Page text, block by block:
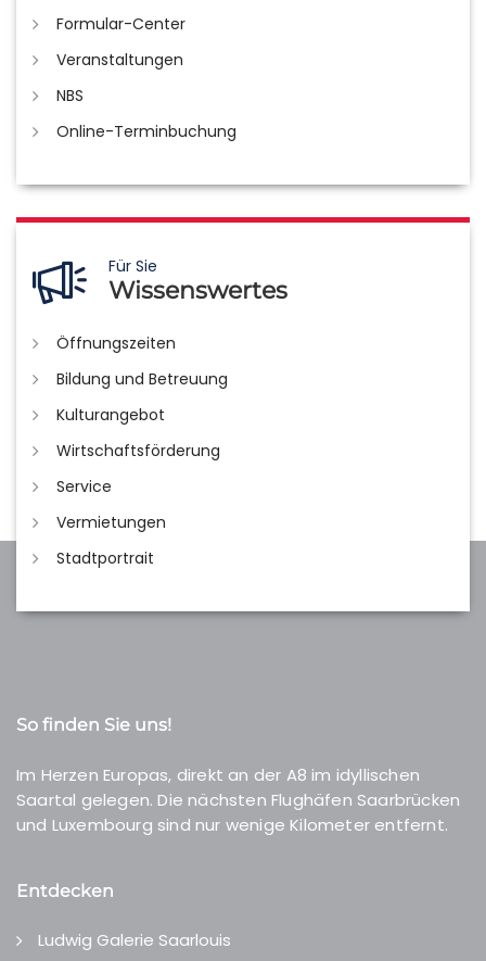
Formular-Center
Veranstaltungen
NBS
Online-Terminbuchung
Für Sie
Wissenswertes
Öffnungszeiten
Bildung und Betreuung
Kulturangebot
Wirtschaftsförderung
Service
Vermietungen
Stadtportrait
So finden Sie uns!
Im Herzen Europas, direkt an der A8 im idyllischen
Saartal gelegen. Die nächsten Flughäfen Saarbrücken
und Luxembourg sind nur wenige Kilometer entfernt.
Entdecken
Ludwig Galerie Saarlouis